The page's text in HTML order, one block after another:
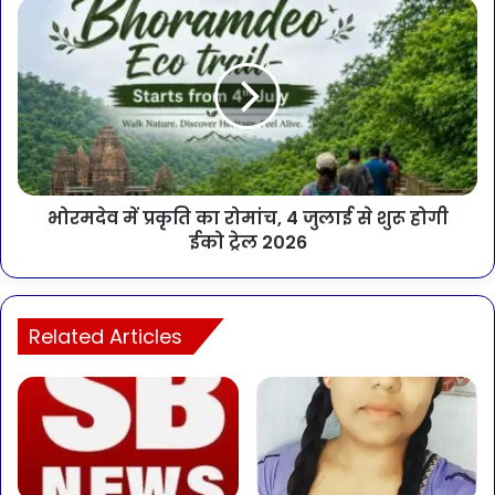
भोरमदेव में प्रकृति का रोमांच, 4 जुलाई से शुरू होगी
ईको ट्रेल 2026
Related Articles